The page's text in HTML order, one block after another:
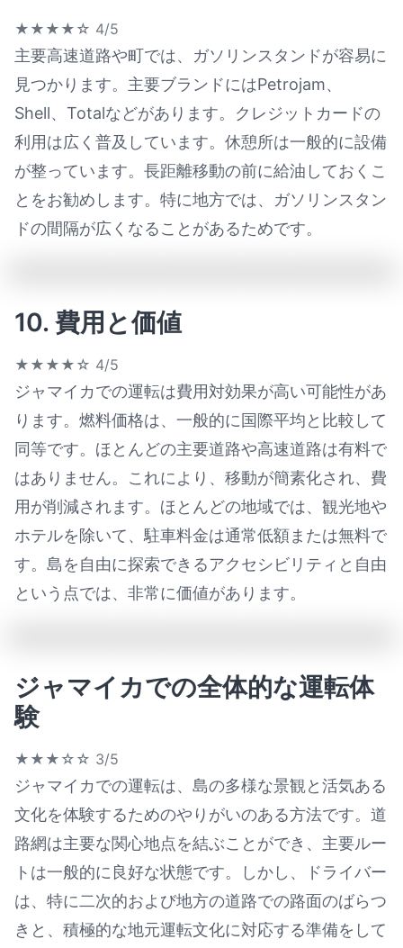
★★★★☆ 4/5
主要高速道路や町では、ガソリンスタンドが容易に
見つかります。主要ブランドにはPetrojam、
Shell、Totalなどがあります。クレジットカードの
利用は広く普及しています。休憩所は一般的に設備
が整っています。長距離移動の前に給油しておくこ
とをお勧めします。特に地方では、ガソリンスタン
ドの間隔が広くなることがあるためです。
10. 費用と価値
★★★★☆ 4/5
ジャマイカでの運転は費用対効果が高い可能性があ
ります。燃料価格は、一般的に国際平均と比較して
同等です。ほとんどの主要道路や高速道路は有料で
はありません。これにより、移動が簡素化され、費
用が削減されます。ほとんどの地域では、観光地や
ホテルを除いて、駐車料金は通常低額または無料で
す。島を自由に探索できるアクセシビリティと自由
という点では、非常に価値があります。
ジャマイカでの全体的な運転体
験
★★★☆☆ 3/5
ジャマイカでの運転は、島の多様な景観と活気ある
文化を体験するためのやりがいのある方法です。道
路網は主要な関心地点を結ぶことができ、主要ルー
トは一般的に良好な状態です。しかし、ドライバー
は、特に二次的および地方の道路での路面のばらつ
きと、積極的な地元運転文化に対応する準備をして